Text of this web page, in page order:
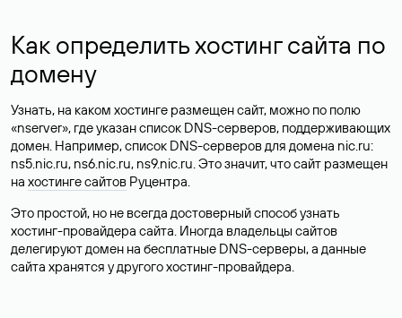
Как определить хостинг сайта по
домену
Узнать, на каком хостинге размещен сайт, можно по полю
«nserver», где указан список DNS-серверов, поддерживающих
домен. Например, список DNS-серверов для домена nic.ru:
ns5.nic.ru, ns6.nic.ru, ns9.nic.ru. Это значит, что сайт размещен
на хостинге сайтов Руцентра.
Это простой, но не всегда достоверный способ узнать
хостинг-провайдера сайта. Иногда владельцы сайтов
делегируют домен на бесплатные DNS-серверы, а данные
сайта хранятся у другого хостинг-провайдера.